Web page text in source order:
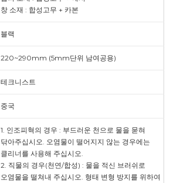
창 소재 : 합성고무 + 카본
블랙
220~290mm (5mm단위 남여공용)
테크니스트
중국
1. 인조피혁의 경우 : 부드러운 천으로 물을 묻혀
닦아주십시오. 오염물이 떨어지지 않는 경우에는
클리너를 사용해 주십시오.
2. 직물의 경우(천연/합성) : 물을 적신 브러쉬로
오염물을 떨쳐내 주십시오. 형태 변형 방지를 위하여